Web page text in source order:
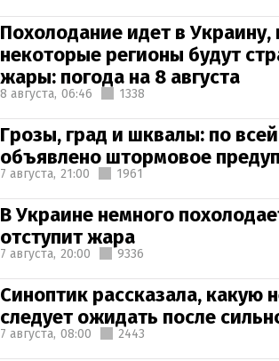
Похолодание идет в Украину,
некоторые регионы будут
жары: погода на 8 августа
8 августа, 06:46 1338
Грозы, град и шквалы: по
объявлено штормовое
7 августа, 21:00 1961
В Украине немного
отступит жара
7 августа, 20:00 9336
Синоптик рассказала, какую
следует ожидать после
7 августа, 08:00 2443